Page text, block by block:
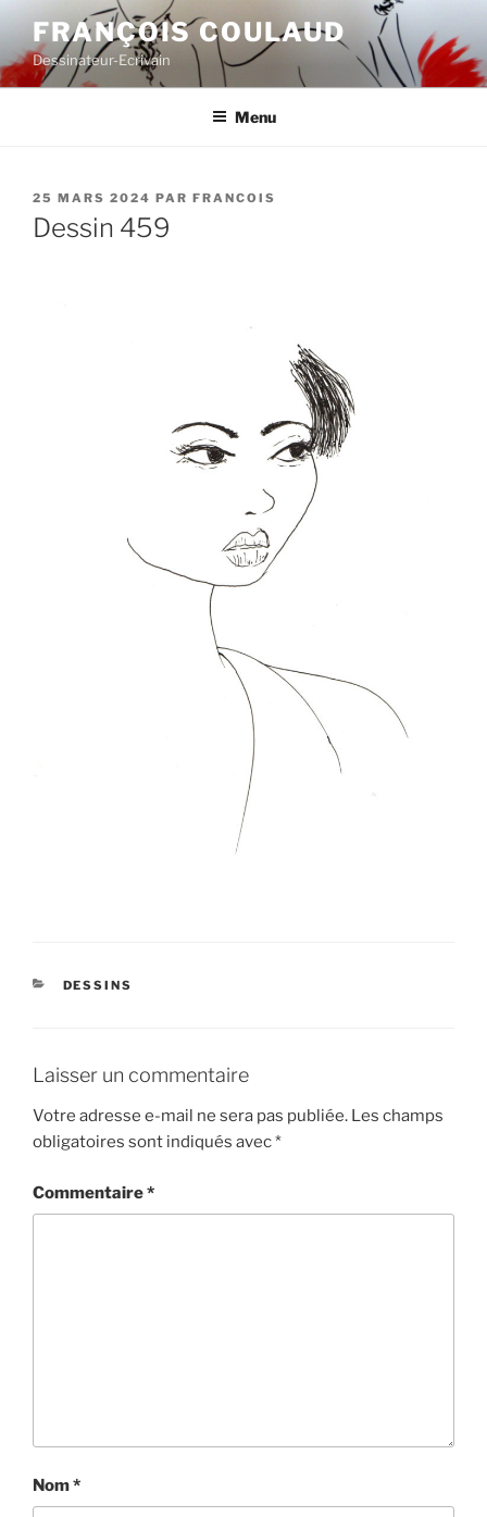
contenu
principal
FRANÇOIS COULAUD
Dessinateur-Ecrivain
Menu
PUBLIÉ
LE
25 MARS 2024 PAR FRANCOIS
Dessin 459
CATÉGORIES
DESSINS
Laisser un commentaire
Votre adresse e-mail ne sera pas publiée. Les champs
obligatoires sont indiqués avec*
Commentaire*
Nom*